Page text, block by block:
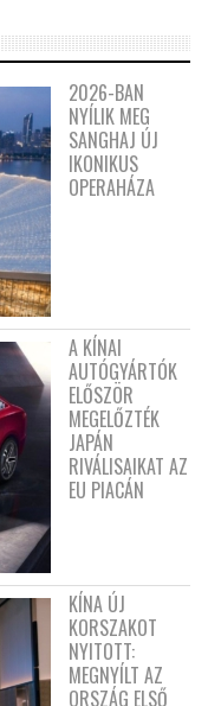
2026-BAN
NYÍLIK MEG
SANGHAJ ÚJ
IKONIKUS
OPERAHÁZA
A KÍNAI
AUTÓGYÁRTÓK
ELŐSZÖR
MEGELŐZTÉK
JAPÁN
RIVÁLISAIKAT AZ
EU PIACÁN
KÍNA ÚJ
KORSZAKOT
NYITOTT:
MEGNYÍLT AZ
ORSZÁG ELSŐ